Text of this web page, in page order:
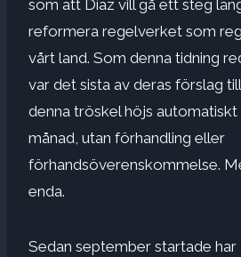
som att Díaz vill gå ett steg
reformera regelverket som
vårt land. Som denna tidning
var det sista av deras förslag
denna tröskel höjs
månad, utan förhandling eller
förhandsöverenskommelse.
enda.
Sedan september startade